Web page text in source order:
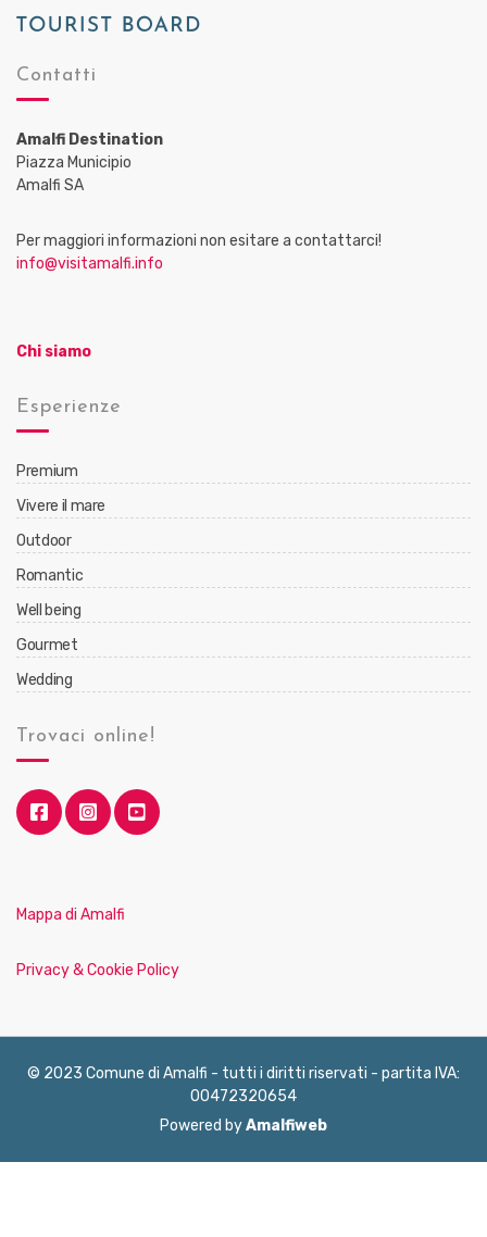
Contatti
Amalfi Destination
Piazza Municipio
Amalfi SA
Per maggiori informazioni non esitare a contattarci!
info@visitamalfi.info
Chi siamo
Esperienze
Premium
Vivere il mare
Outdoor
Romantic
Well being
Gourmet
Wedding
Trovaci online!
Mappa di Amalfi
Privacy & Cookie Policy
© 2023 Comune di Amalfi - tutti i diritti riservati - partita IVA:
00472320654
Powered byAmalfiweb